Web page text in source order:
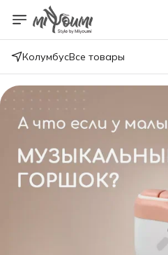
КолумбусВсе товары